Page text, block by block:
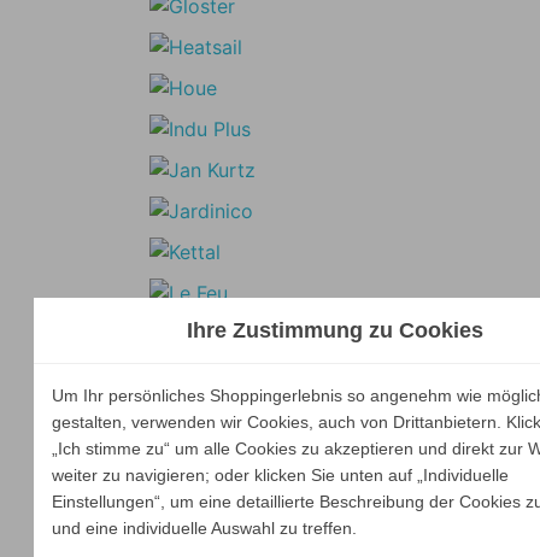
Ihre Zustimmung zu Cookies
Um Ihr persönliches Shoppingerlebnis so angenehm wie
gestalten, verwenden wir Cookies, auch von Drittanbietern.
„Ich stimme zu“ um alle Cookies zu akzeptieren und direkt zur
weiter zu navigieren; oder klicken Sie unten auf „Individuelle
Einstellungen“, um eine detaillierte Beschreibung der Cookies
und eine individuelle Auswahl zu treffen.